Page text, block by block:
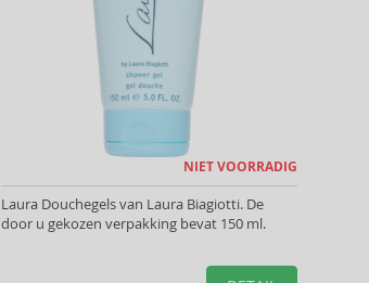
NIET VOORRADIG
Laura Douchegels van Laura Biagiotti. De
door u gekozen verpakking bevat 150 ml.